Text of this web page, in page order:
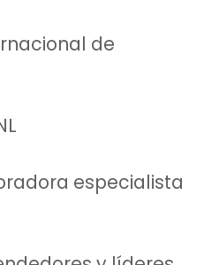
de
especialista